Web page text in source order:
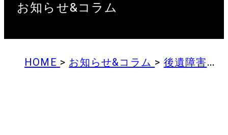
お知らせ&コラム
HOME > お知らせ&コラム > 後遺障害９級の逸失利益の計算方法について弁護士が解説！